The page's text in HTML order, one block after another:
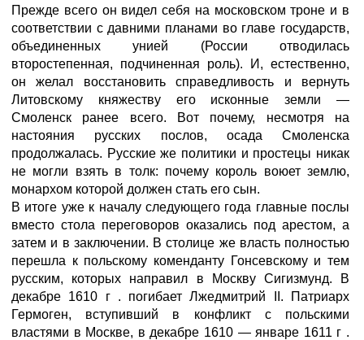
Прежде всего он видел себя на московском троне и в
соответствии с давними планами во главе государств,
объединенных унией (России отводилась
второстепенная, подчиненная роль). И, естественно,
он желал восстановить справедливость и вернуть
Литовскому княжеству его исконные земли —
Смоленск ранее всего. Вот почему, несмотря на
настояния русских послов, осада Смоленска
продолжалась. Русские же политики и простецы никак
не могли взять в толк: почему король воюет землю,
монархом которой должен стать его сын.
В итоге уже к началу следующего года главные послы
вместо стола переговоров оказались под арестом, а
затем и в заключении. В столице же власть полностью
перешла к польскому коменданту Гонсевскому и тем
русским, которых направил в Москву Сигизмунд. В
декабре 1610 г . погибает Лжедмитрий II. Патриарх
Гермоген, вступивший в конфликт с польскими
властями в Москве, в декабре 1610 — январе 1611 г .